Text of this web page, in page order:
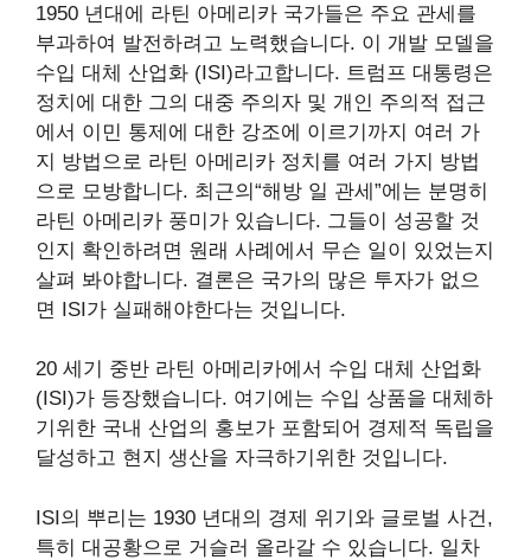
1950 년대에 라틴 아메리카 국가들은 주요 관세를
부과하여 발전하려고 노력했습니다. 이 개발 모델을
수입 대체 산업화 (ISI)라고합니다. 트럼프 대통령은
정치에 대한 그의 대중 주의자 및 개인 주의적 접근
에서 이민 통제에 대한 강조에 이르기까지 여러 가
지 방법으로 라틴 아메리카 정치를 여러 가지 방법
으로 모방합니다. 최근의“해방 일 관세”에는 분명히
라틴 아메리카 풍미가 있습니다. 그들이 성공할 것
인지 확인하려면 원래 사례에서 무슨 일이 있었는지
살펴 봐야합니다. 결론은 국가의 많은 투자가 없으
면 ISI가 실패해야한다는 것입니다.
20 세기 중반 라틴 아메리카에서 수입 대체 산업화
(ISI)가 등장했습니다. 여기에는 수입 상품을 대체하
기위한 국내 산업의 홍보가 포함되어 경제적 독립을
달성하고 현지 생산을 자극하기위한 것입니다.
ISI의 뿌리는 1930 년대의 경제 위기와 글로벌 사건,
특히 대공황으로 거슬러 올라갈 수 있습니다. 일차